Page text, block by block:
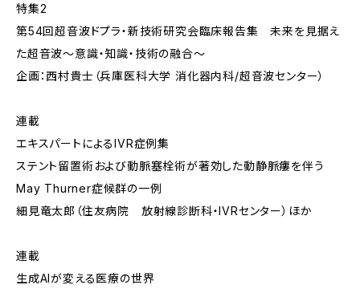
特集2
第54回超音波ドプラ・新技術研究会臨床報告集 未来を見据え
た超音波～意識・知識・技術の融合～
企画：西村貴士（兵庫医科大学 消化器内科/超音波センター）
連載
エキスパートによるIVR症例集
ステント留置術および動脈塞栓術が著効した動静脈瘻を伴う
May Thurner症候群の一例
細見竜太郎（住友病院 放射線診断科・IVRセンター）ほか
連載
生成AIが変える医療の世界